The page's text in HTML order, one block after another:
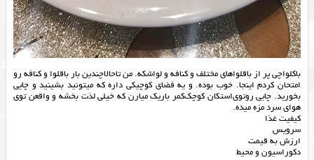
باکلواچی پر از باقلواهای مختلف و کنافه و لواشکه. من تاحالا‌چندین بار باقلوا و کنافه رو
امتحان کردم اینجا. خوب بوده. و یه فضای کوچیکی داره که میتونید بشینید و چایی
بخورید. چایی رو‌توی‌استکان کوچک‌کمر باریک میارن که خیلی لذت بخشه و واقعن توی
هوای سرد مزه میده.
کیفیت غذا
سرویس
ارزش به قیمت
دکوراسیون و محیط